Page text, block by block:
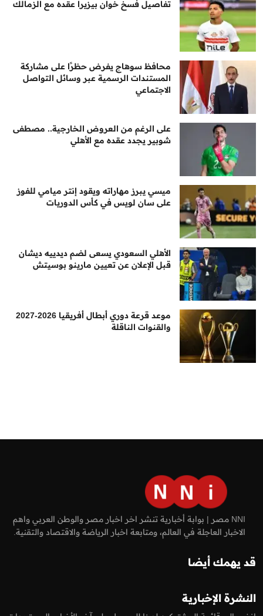
تفاصيل فسخ خوان بيزيرا عقده مع الزمالك
محافظ سوهاج يفرض حظرًا على مشاركة
المستندات الرسمية عبر وسائل التواصل
الاجتماعي
على الرغم من العروض الخارجية.. مصطفى
شوبير يجدد عقده مع الأهلي
ميسي يبرز مهاراته ويقود إنتر ميامي للفوز
على سان لويس في كأس الدوريات
الأهلي السعودي يسعى لضم ديدييه ديشان
قبل الإعلان عن تعيين مارينو بوسيتش
موعد قرعة دوري أبطال أفريقيا 2026-2027
والقنوات الناقلة
NNI مصر | بوابة أخبارية تنشر اخر اخبار مصر والوطن العربي واهم
الاخبار العاجلة في العالم، ومتابعة اخبار الرياضة والاقتصاد والتقنية.
قد يهمك أيضا
النشرة الإخبارية